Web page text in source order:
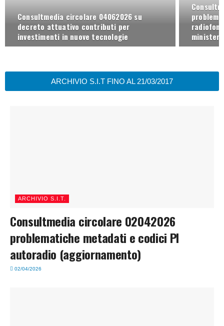
Consultmedia circolare 04062026 su
decreto attuativo contributi per
investimenti in nuove tecnologie
ARCHIVIO S.I.T FINO AL 21/03/2017
ARCHIVIO S.I.T.
Consultmedia circolare 02042026
problematiche metadati e codici PI
autoradio (aggiornamento)
02/04/2026